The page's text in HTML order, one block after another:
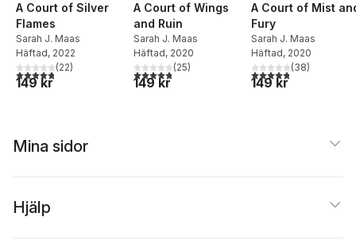
A Court of Silver
Flames
Sarah J. Maas
Häftad, 2022
4,8utav 5 stjärnor. Totalt antal röster:
(22)
149 kr
A Court of Wings
and Ruin
Sarah J. Maas
Häftad, 2020
4,8utav 5 stjärnor. Totalt antal röster:
(25)
149 kr
A Court of Mist
Fury
Sarah J. Maas
Häftad, 2020
4,8utav 5 stjärnor.
(38)
149 kr
Mina sidor
Hjälp